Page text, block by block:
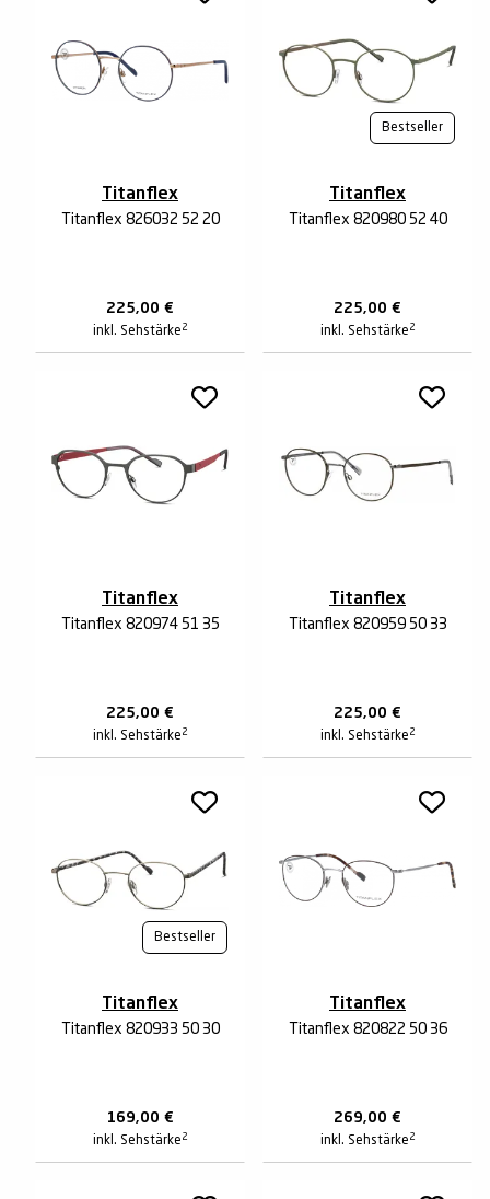
Titanflex
Titanflex 826032 52 20
225,00 €
inkl. Sehstärke 2
Bestseller
Titanflex
Titanflex 820980 52 40
225,00 €
inkl. Sehstärke 2
Titanflex
Titanflex 820974 51 35
225,00 €
inkl. Sehstärke 2
Titanflex
Titanflex 820959 50 33
225,00 €
inkl. Sehstärke 2
Bestseller
Titanflex
Titanflex 820933 50 30
169,00 €
inkl. Sehstärke 2
Titanflex
Titanflex 820822 50 36
269,00 €
inkl. Sehstärke 2